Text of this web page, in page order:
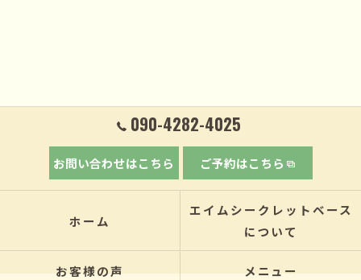
090-4282-4025
お問い合わせはこちら ご予約はこちら
ホーム
エイムシークレットベース
について
お客様の声 メニュー